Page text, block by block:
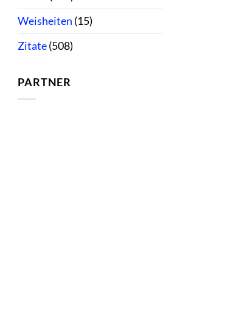
Weisheiten (15)
Zitate(508)
PARTNER